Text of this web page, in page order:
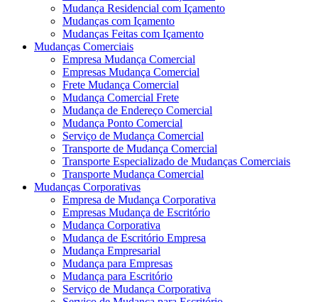
Mudança Residencial com Içamento
Mudanças com Içamento
Mudanças Feitas com Içamento
Mudanças Comerciais
Empresa Mudança Comercial
Empresas Mudança Comercial
Frete Mudança Comercial
Mudança Comercial Frete
Mudança de Endereço Comercial
Mudança Ponto Comercial
Serviço de Mudança Comercial
Transporte de Mudança Comercial
Transporte Especializado de Mudanças Comerciais
Transporte Mudança Comercial
Mudanças Corporativas
Empresa de Mudança Corporativa
Empresas Mudança de Escritório
Mudança Corporativa
Mudança de Escritório Empresa
Mudança Empresarial
Mudança para Empresas
Mudança para Escritório
Serviço de Mudança Corporativa